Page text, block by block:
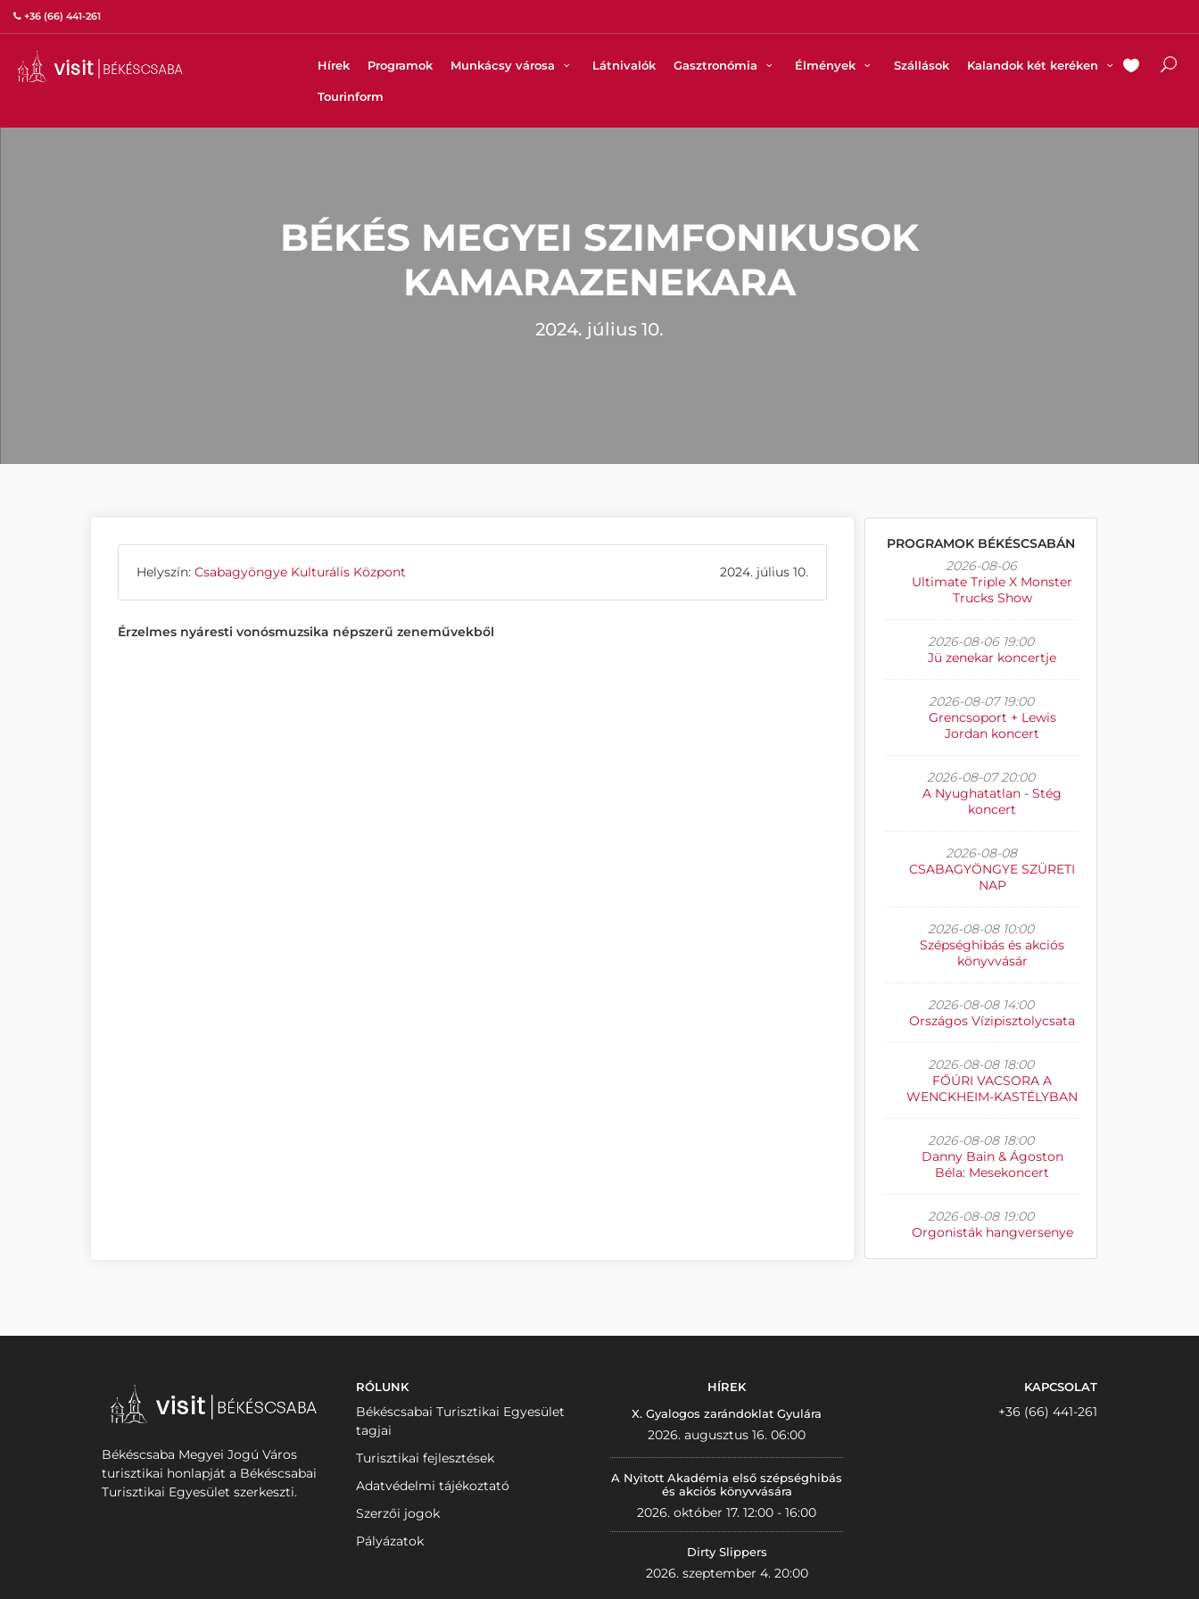
+36 (66) 441-261
Hírek Programok Munkácsy városa Látnivalók Gasztronómia Élmények Szállások Kalandok két keréken
Tourinform
BÉKÉS MEGYEI SZIMFONIKUSOK
KAMARAZENEKARA
2024. július 10.
Helyszín: Csabagyöngye Kulturális Központ 2024. július 10.
Érzelmes nyáresti vonósmuzsika népszerű zeneművekből
PROGRAMOK BÉKÉSCSABÁN
2026-08-06
Ultimate Triple X Monster
Trucks Show
2026-08-06 19:00
Jü zenekar koncertje
2026-08-07 19:00
Grencsoport + Lewis
Jordan koncert
2026-08-07 20:00
A Nyughatatlan - Stég
koncert
2026-08-08
CSABAGYÖNGYE SZÜRETI
NAP
2026-08-08 10:00
Szépséghibás és akciós
könyvvásár
2026-08-08 14:00
Országos Vízipisztolycsata
2026-08-08 18:00
FŐÚRI VACSORA A
WENCKHEIM-KASTÉLYBAN
2026-08-08 18:00
Danny Bain & Ágoston
Béla: Mesekoncert
2026-08-08 19:00
Orgonisták hangversenye
Békéscsaba Megyei Jogú Város
turisztikai honlapját a Békéscsabai
Turisztikai Egyesület szerkeszti.
RÓLUNK
Békéscsabai Turisztikai Egyesület
tagjai
Turisztikai fejlesztések
Adatvédelmi tájékoztató
Szerzői jogok
Pályázatok
HÍREK
X. Gyalogos zarándoklat Gyulára
2026. augusztus 16. 06:00
A Nyitott Akadémia első szépséghibás
és akciós könyvvására
2026. október 17. 12:00 - 16:00
Dirty Slippers
2026. szeptember 4. 20:00
KAPCSOLAT
+36 (66) 441-261